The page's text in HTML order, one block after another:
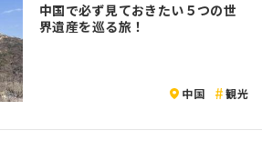
中国で必ず見ておきたい５つの世
界遺産を巡る旅！
中国 観光